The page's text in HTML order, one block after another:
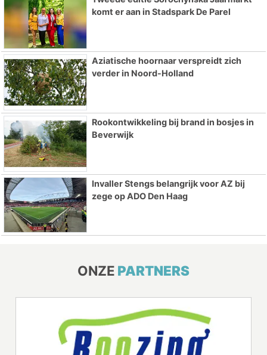
komt er aan in Stadspark De Parel
Aziatische hoornaar verspreidt zich
verder in Noord-Holland
Rookontwikkeling bij brand in bosjes in
Beverwijk
Invaller Stengs belangrijk voor AZ bij
zege op ADO Den Haag
ONZE PARTNERS